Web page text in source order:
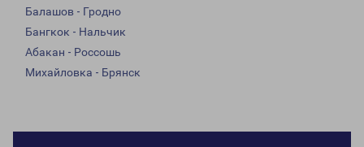
Балашов - Гродно
Бангкок - Нальчик
Абакан - Россошь
Михайловка - Брянск